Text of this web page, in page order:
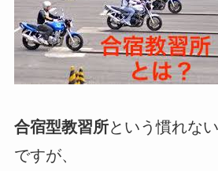
合宿型教習所という慣れな
ですが、